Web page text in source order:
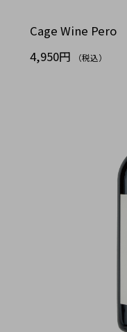
Cage Wine Pero
4,950円
（税込）